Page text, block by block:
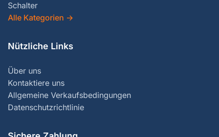
Schalter
Alle Kategorien →
Nützliche Links
Über uns
Kontaktiere uns
Allgemeine Verkaufsbedingungen
Datenschutzrichtlinie